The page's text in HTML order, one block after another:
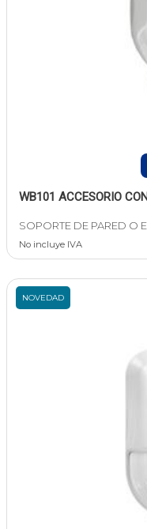
WB101 ACCESORIO
SOPORTE DE PARED O
No incluye IVA
NOVEDAD